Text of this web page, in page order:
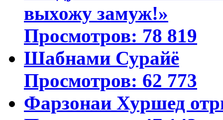
выхожу замуж!»
Просмотров: 78 819
Шабнами Сурайё
Просмотров: 62 773
Фарзонаи Хуршед